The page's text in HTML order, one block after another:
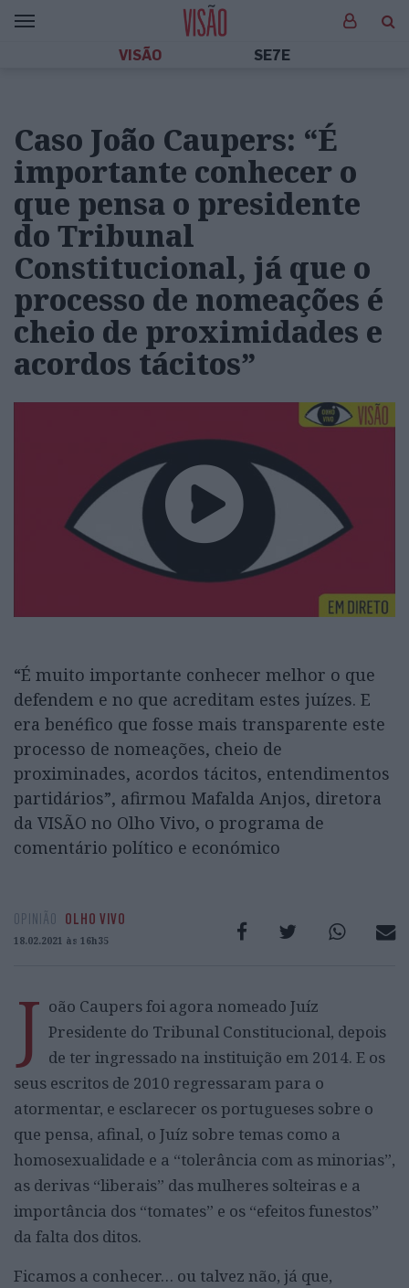
VISÃO SE7E
Caso João Caupers: “É
importante conhecer o
que pensa o presidente
do Tribunal
Constitucional, já que o
processo de nomeações é
cheio de proximidades e
acordos tácitos”
“É muito importante conhecer melhor o que
defendem e no que acreditam estes juízes. E
era benéfico que fosse mais transparente este
processo de nomeações, cheio de
proximinades, acordos tácitos, entendimentos
partidários”, afirmou Mafalda Anjos, diretora
da VISÃO no Olho Vivo, o programa de
comentário político e económico
OPINIÃO OLHO VIVO
18.02.2021 às 16h35
J oão Caupers foi agora nomeado Juíz
Presidente do Tribunal Constitucional, depois
de ter ingressado na instituição em 2014. E os
seus escritos de 2010 regressaram para o
atormentar, e esclarecer os portugueses sobre o
que pensa, afinal, o Juíz sobre temas como a
homosexualidade e a “tolerância com as minorias”,
as derivas “liberais” das mulheres solteiras e a
importância dos “tomates” e os “efeitos funestos”
da falta dos ditos.
Ficamos a conhecer… ou talvez não, já que,